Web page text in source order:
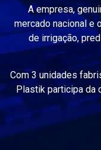
A empresa,
mercado nacional e
de irrigação,
Com 3 unidades
Plastik participa da